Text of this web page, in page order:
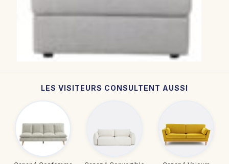
LES VISITEURS CONSULTENT AUSSI